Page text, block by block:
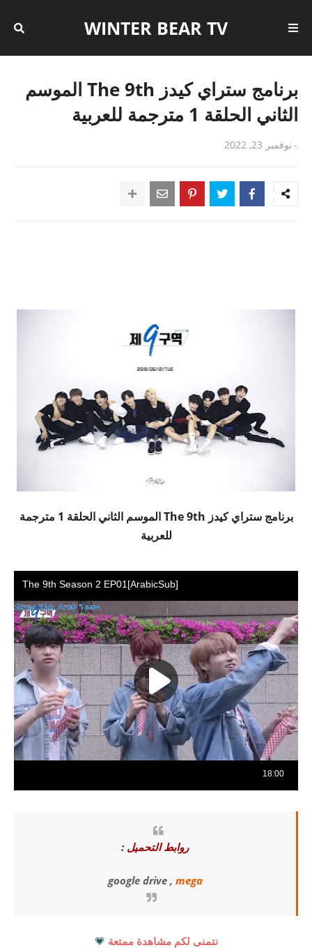
WINTER BEAR TV
برنامج ستراي كيدز The 9th الموسم
الثاني الحلقة 1 مترجمة للعربية
- نوفمبر 23, 2022
برنامج ستراي كيدز The 9th الموسم الثاني الحلقة 1 مترجمة
للعربية
روابط التحميل :
google drive , mega
نتمنى لكم مشاهدة ممتعة 💗